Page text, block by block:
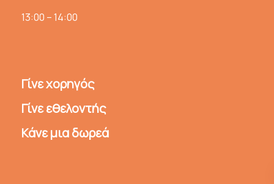
13:00 – 14:00
Γίνε χορηγός
Γίνε εθελοντής
Κάνε μια δωρεά